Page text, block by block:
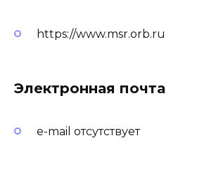
https://www.msr.orb.ru
Электронная почта
e-mail отсутствует